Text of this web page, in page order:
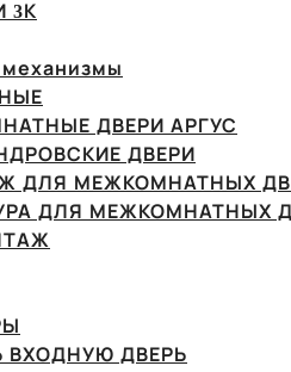
3К
ДВЕРИ АРГУС
ДВЕРИ
ДЛЯ МЕЖКОМНАТНЫХ
ДЛЯ МЕЖКОМНАТНЫХ
ВХОДНУЮ ДВЕРЬ